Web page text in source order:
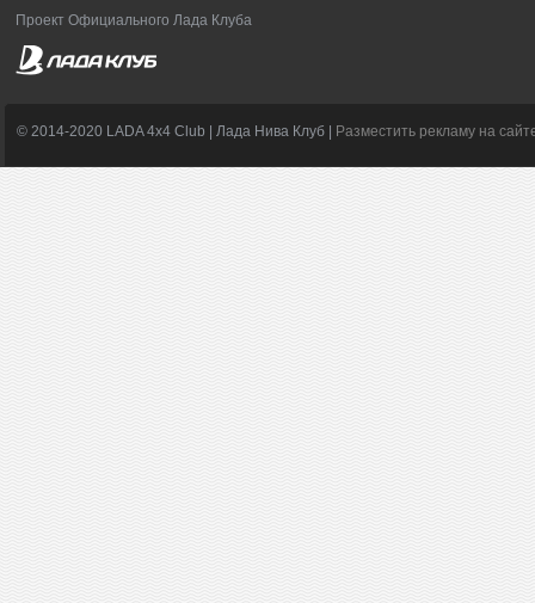
Проект Официального Лада Клуба
© 2014-2020 LADA 4x4 Club | Лада Нива Клуб | Разместить рекламу на